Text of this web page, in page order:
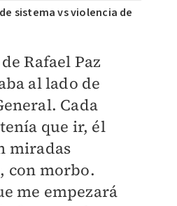
sistema vs violencia de
Rafael Paz
al lado de
Cada
que ir, él
miradas
con morbo.
me empezará